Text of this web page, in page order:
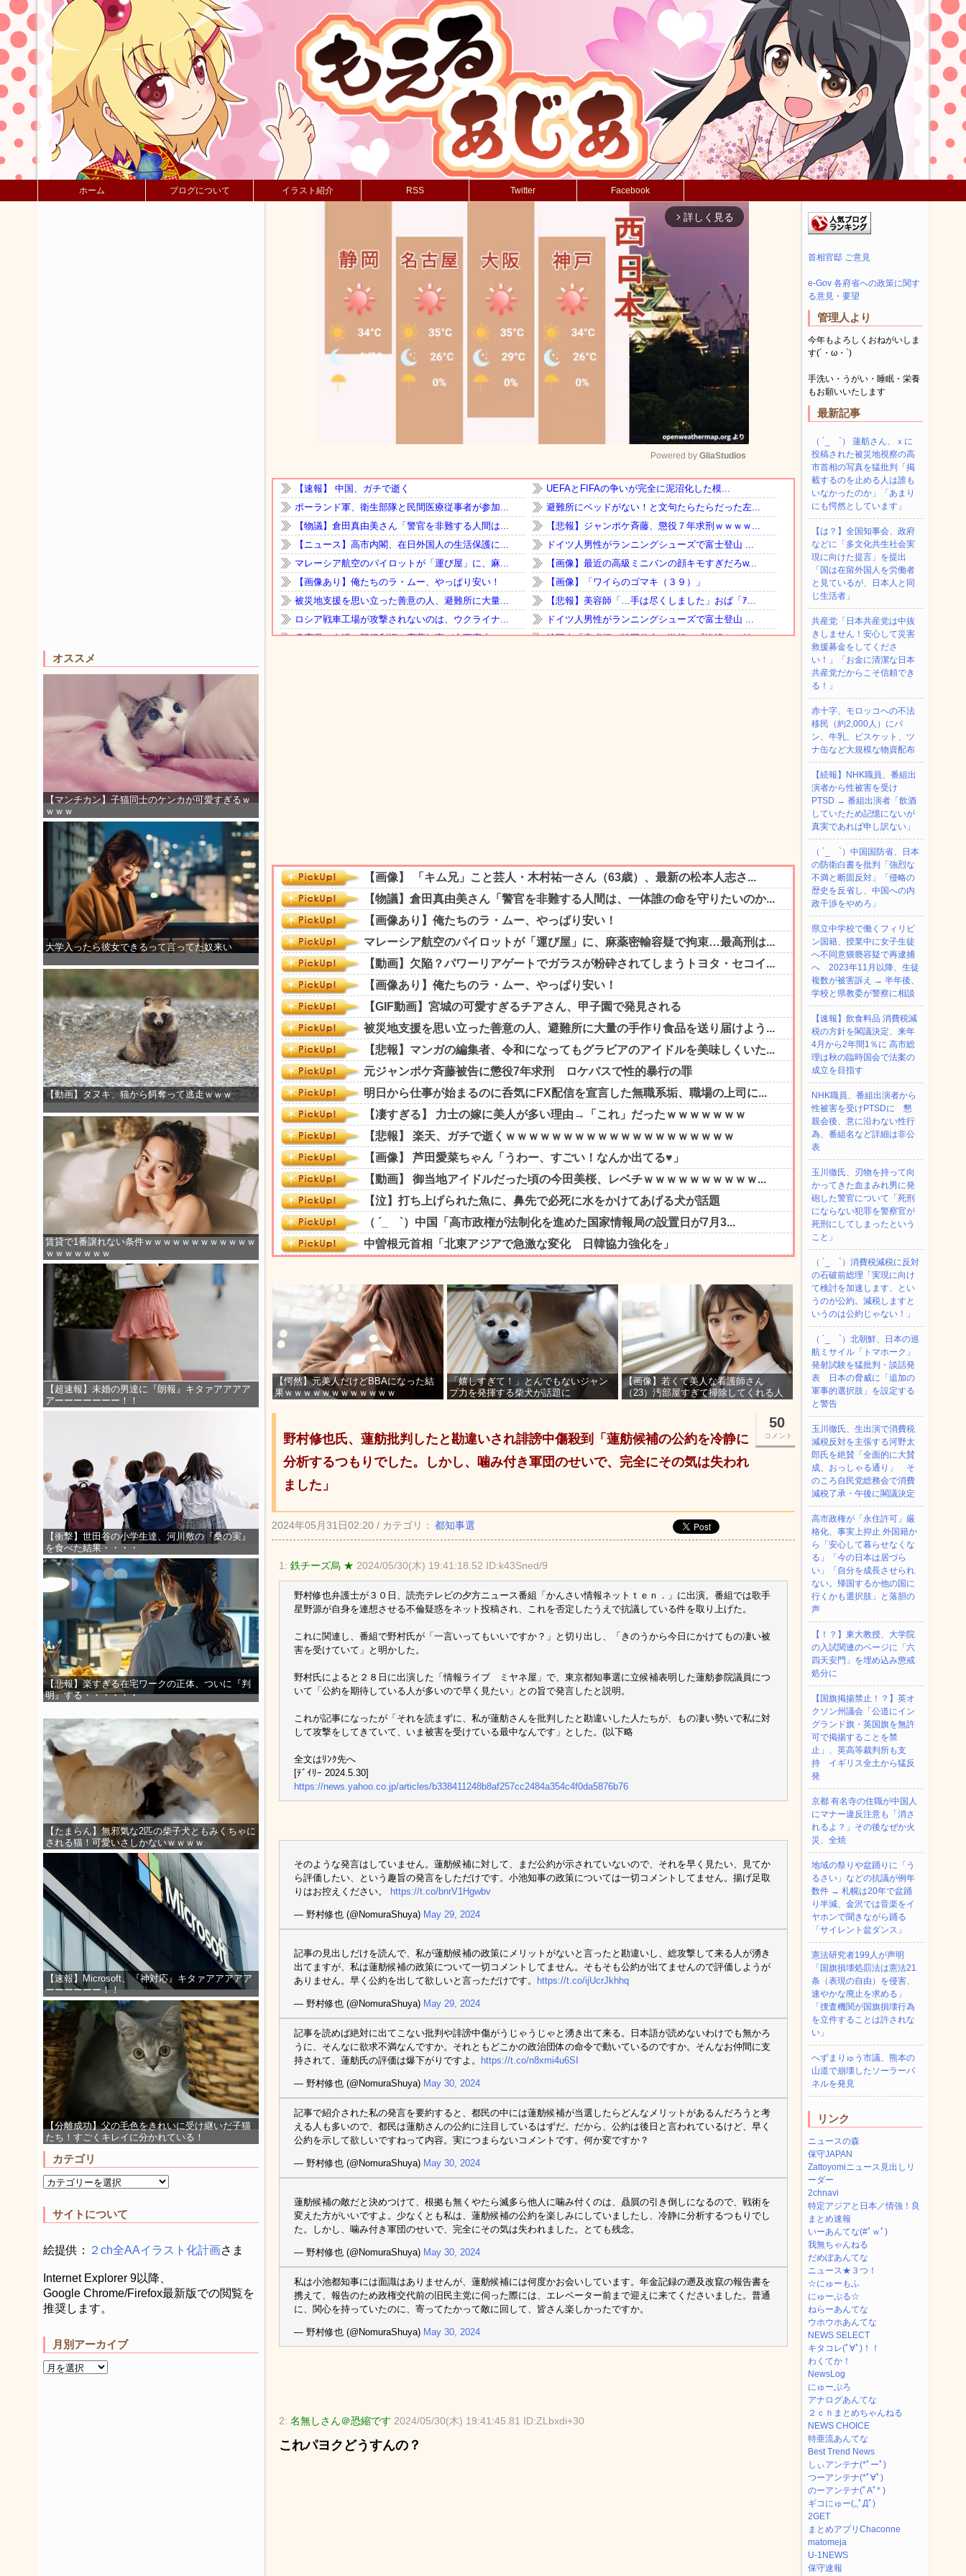
ホーム ブログについて イラスト紹介 RSS Twitter Facebook
オススメ
【マンチカン】子猫同士のケンカが可愛すぎるｗ
ｗｗｗ
大学入ったら彼女できるって言ってた奴来い
【動画】タヌキ、猫から餌奪って逃走ｗｗｗ
賃貸で1番譲れない条件ｗｗｗｗｗｗｗｗｗｗｗｗ
ｗｗｗｗｗｗｗ
【超速報】未婚の男達に『朗報』キタァアアアア
アーーーーーーー！！
【衝撃】世田谷の小学生達、河川敷の『桑の実』
を食べた結果・・・・
【悲報】楽すぎる在宅ワークの正体、ついに『判
明』する・・・・・・
【たまらん】無邪気な2匹の柴子犬ともみくちゃに
される猫！可愛いさしかないｗｗｗｗ
【速報】Microsoft、『神対応』キタァアアアアア
ーーーーーー！！
【分離成功】父の毛色をきれいに受け継いだ子猫
たち！すごくキレイに分かれている！
カテゴリ
サイトについて
絵提供： ２ch全AAイラスト化計画さま
Internet Explorer 9以降、
Google Chrome/Firefox最新版での閲覧を
推奨します。
月別アーカイブ
arrow_forward_ios 詳しく見る
Mute
Powered by GliaStudios
【愕然】元美人だけどBBAになった結
果ｗｗｗｗｗｗｗｗｗｗｗｗ
「嬉しすぎて！」とんでもないジャン
プ力を発揮する柴犬が話題に
【画像】若くて美人な看護師さん
（23）汚部屋すぎて掃除してくれる人
50
コメント
野村修也氏、蓮舫批判したと勘違いされ誹謗中傷殺到「蓮舫候補の公約を冷静に
分析するつもりでした。しかし、噛み付き軍団のせいで、完全にその気は失われ
ました」
2024年05月31日02:20 / カテゴリ： 都知事選
1: 鉄チーズ烏 ★ 2024/05/30(木) 19:41:18.52 ID:k43Sned/9
野村修也弁護士が３０日、読売テレビの夕方ニュース番組「かんさい情報ネットｔｅｎ．」に出演。番組では歌手
星野源が自身を連想させる不倫疑惑をネット投稿され、これを否定したうえで抗議している件を取り上げた。
これに関連し、番組で野村氏が「一言いってもいいですか？」と切り出し、「きのうから今日にかけてもの凄い被
害を受けていて」と明かした。
野村氏によると２８日に出演した「情報ライブ ミヤネ屋」で、東京都知事選に立候補表明した蓮舫参院議員につ
いて「公約を期待している人が多いので早く見たい」との旨で発言したと説明。
これが記事になったが「それを読まずに、私が蓮舫さんを批判したと勘違いした人たちが、もの凄い勢いで私に対
して攻撃をしてきていて、いま被害を受けている最中なんです」とした。(以下略
全文はﾘﾝｸ先へ
[ﾃﾞｲﾘｰ 2024.5.30]
https://news.yahoo.co.jp/articles/b338411248b8af257cc2484a354c4f0da5876b76
そのような発言はしていません。蓮舫候補に対して、まだ公約が示されていないので、それを早く見たい、見てか
ら評価したい、という趣旨の発言をしただけです。小池知事の政策については一切コメントしてません。揚げ足取
りはお控えください。 https://t.co/bnrV1Hgwbv
— 野村修也 (@NomuraShuya) May 29, 2024
記事の見出しだけを読んで、私が蓮舫候補の政策にメリットがないと言ったと勘違いし、総攻撃して来る人が湧き
出てますが、私は蓮舫候補の政策について一切コメントしてません。そもそも公約が出てませんので評価しようが
ありません。早く公約を出して欲しいと言っただけです。 https://t.co/ijUcrJkhhq
— 野村修也 (@NomuraShuya) May 29, 2024
記事を読めば絶対に出てこない批判や誹謗中傷がうじゃうじゃと湧き出て来る。日本語が読めないわけでも無かろ
うに、そんなに欲求不満なんですか。それともどこかの政治団体の命令で動いているのですか。そんなお仲間に支
持されて、蓮舫氏の評価は爆下がりですよ。 https://t.co/n8xmi4u6SI
— 野村修也 (@NomuraShuya) May 30, 2024
記事で紹介された私の発言を要約すると、都民の中には蓮舫候補が当選したらどんなメリットがあるんだろうと考
える人も多いので、都民は蓮舫さんの公約に注目しているはずだ。だから、公約は後日と言われているけど、早く
公約を示して欲しいですねって内容。実につまらないコメントです。何か変ですか？
— 野村修也 (@NomuraShuya) May 30, 2024
蓮舫候補の敵だと決めつけて、根拠も無くやたら滅多ら他人に噛み付くのは、贔屓の引き倒しになるので、戦術を
変えた方がいいですよ。少なくとも私は、蓮舫候補の公約を楽しみにしていましたし、冷静に分析するつもりでし
た。しかし、噛み付き軍団のせいで、完全にその気は失われました。とても残念。
— 野村修也 (@NomuraShuya) May 30, 2024
私は小池都知事には面識はありませんが、蓮舫候補には何度かお会いしています。年金記録の遡及改竄の報告書を
携えて、報告のため政権交代前の旧民主党に伺った際には、エレベーター前まで迎えに来てくださいました。普通
に、関心を持っていたのに、寄ってたかって敵に回して、皆さん楽しかったですか。
— 野村修也 (@NomuraShuya) May 30, 2024
2: 名無しさん＠恐縮です 2024/05/30(木) 19:41:45.81 ID:ZLbxdi+30
これパヨクどうすんの？
首相官邸 ご意見
e-Gov 各府省への政策に関す
る意見・要望
管理人より
今年もよろしくおねがいしま
す(´・ω・`)
手洗い・うがい・睡眠・栄養
もお願いいたします
最新記事
（ ´_ゝ`） 蓮舫さん、ｘに
投稿された被災地視察の高
市首相の写真を猛批判「掲
載するのを止める人は誰も
いなかったのか」「あまり
にも愕然としています」
【は？】全国知事会、政府
などに「多文化共生社会実
現に向けた提言」を提出
「国は在留外国人を労働者
と見ているが、日本人と同
じ生活者」
共産党「日本共産党は中抜
きしません！安心して災害
救援募金をしてくださ
い！」「お金に清潔な日本
共産党だからこそ信頼でき
る！」
赤十字、モロッコへの不法
移民（約2,000人）にパ
ン、牛乳、ビスケット、ツ
ナ缶など大規模な物資配布
【続報】NHK職員、番組出
演者から性被害を受け
PTSD → 番組出演者「飲酒
していたため記憶にないが
真実であれば申し訳ない」
（ ´_ゝ`）中国国防省、日本
の防衛白書を批判「強烈な
不満と断固反対」「侵略の
歴史を反省し、中国への内
政干渉をやめろ」
県立中学校で働くフィリピ
ン国籍、授業中に女子生徒
へ不同意猥褻容疑で再逮捕
へ 2023年11月以降、生徒
複数が被害訴え → 半年後、
学校と県教委が警察に相談
【速報】飲食料品 消費税減
税の方針を閣議決定、来年
4月から2年間1％に 高市総
理は秋の臨時国会で法案の
成立を目指す
NHK職員、番組出演者から
性被害を受けPTSDに 懇
親会後、意に沿わない性行
為、番組名など詳細は非公
表
玉川徹氏、刃物を持って向
かってきた血まみれ男に発
砲した警官について「死刑
にならない犯罪を警察官が
死刑にしてしまったという
こと」
（ ´_ゝ`）消費税減税に反対
の石破前総理「実現に向け
て検討を加速します、とい
うのが公約。減税しますと
いうのは公約じゃない！」
（ ´_ゝ`）北朝鮮、日本の巡
航ミサイル「‌トマホーク」
発射試験を猛批判・談話発
表 日本の脅威に「追加の
軍事的選択肢」を設定する
と警告
玉川徹氏、生出演で消費税
減税反対を主張する河野太
郎氏を絶賛「全面的に大賛
成、おっしゃる通り」 そ
のころ自民党総務会で消費
減税了承・午後に閣議決定
高市政権が「永住許可」厳
格化、事実上抑止 外国籍か
ら「安心して暮らせなくな
る」「今の日本は居づら
い」「自分を成長させられ
ない。帰国するか他の国に
行くかも選択肢」と落胆の
声
【！？】東大教授、大学院
の入試関連のページに「六
四天安門」を埋め込み懲戒
処分に
【国旗掲揚禁止！？】英オ
クソン州議会「公道にイン
グランド旗・英国旗を無許
可で掲揚することを禁
止」、英高等裁判所も支
持 イギリス全土から猛反
発
京都 有名寺の住職が中国人
にマナー違反注意も「消さ
れるよ？」その後なぜか火
災、全焼
地域の祭りや盆踊りに「う
るさい」などの抗議が例年
数件 → 札幌は20年で盆踊
り半減、金沢では音楽をイ
ヤホンで聞きながら踊る
「サイレント盆ダンス」
憲法研究者199人が声明
「国旗損壊処罰法は憲法21
条（表現の自由）を侵害、
速やかな廃止を求める」
「捜査機関が国旗損壊行為
を立件することは許されな
い」
へずまりゅう市議、熊本の
山道で崩壊したソーラーパ
ネルを発見
リンク
ニュースの森
保守JAPAN
Zattoyomiニュース見出しリ
ーダー
2chnavi
特定アジアと日本／情強！良
まとめ速報
いーあんてな(#ﾟｗﾟ)
我無ちゃんねる
だめぽあんてな
ニュース★３つ！
☆にゅーもふ
にゅーぷる☆
ねらーあんてな
ウホウホあんてな
NEWS SELECT
キタコレ(ﾟ∀ﾟ)！！
わくてか！
NewsLog
にゅーぷろ
アナログあんてな
２ｃｈまとめちゃんねる
NEWS CHOICE
特亜流あんてな
Best Trend News
しぃアンテナ(*ﾟーﾟ)
つーアンテナ(*ﾟ∀ﾟ)
のーアンテナ(ﾟAﾟ* )
ギコにゅー(,,ﾟДﾟ)
2GET
まとめアプリChaconne
matomeja
U-1NEWS
保守速報